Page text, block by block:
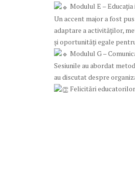
Modulul E –
Un accent major a fost
adaptare a activităților,
și oportunități egale
Modulul G –
Sesiunile au abordat
au discutat despre
Felicitări